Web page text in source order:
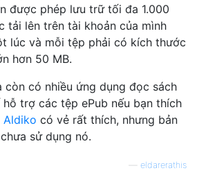
được phép lưu trữ tối đa 1.000
tải lên trên tài khoản của mình
lúc và mỗi tệp phải có kích thước
hơn 50 MB.
còn có nhiều ứng dụng đọc sách
trợ các tệp ePub nếu bạn thích
Aldiko có vẻ rất thích, nhưng bản
sử dụng nó.
eldarerathis